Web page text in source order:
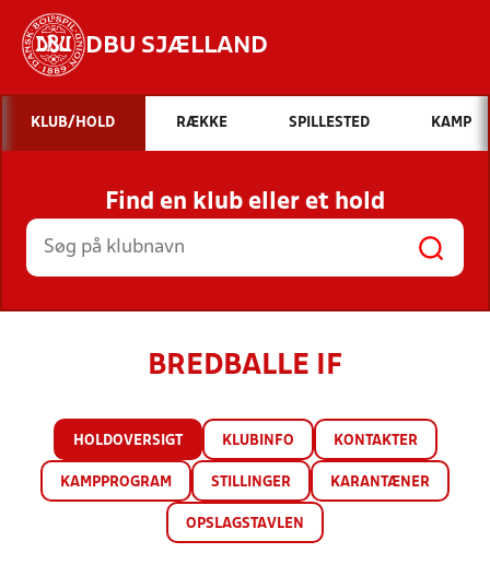
DBU SJÆLLAND
Hvad vil du søge efter?
INDHOLD OG NYHEDER
STILLINGER, RESULTATER, KLUBBER OG
HOLD
KLUB/HOLD RÆKKE SPILLESTED KAMP
Find en klub eller et hold
BREDBALLE IF
HOLDOVERSIGT KLUBINFO KONTAKTER
KAMPPROGRAM STILLINGER KARANTÆNER
OPSLAGSTAVLEN